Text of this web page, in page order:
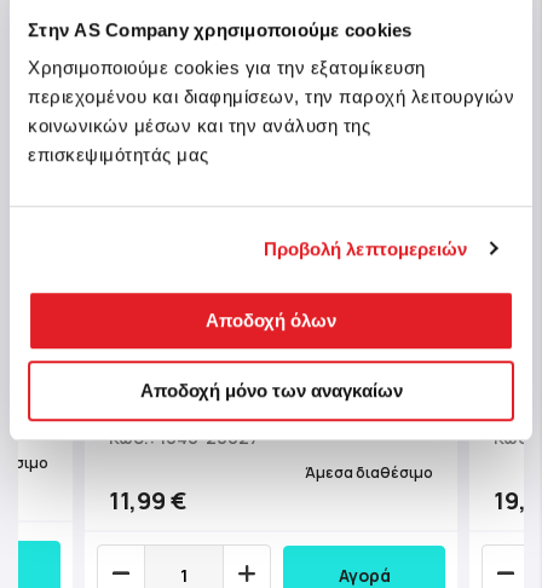
Στην AS Company χρησιμοποιούμε cookies
Χρησιμοποιούμε cookies για την εξατομίκευση
περιεχομένου και διαφημίσεων, την παροχή λειτουργιών
κοινωνικών μέσων και την ανάλυση της
επισκεψιμότητάς μας
Προβολή λεπτομερειών
Αποδοχή όλων
Αποδοχή μόνο των αναγκαίων
2-
AS Games Επιτραπέζιο Παιχνίδι
Ξέρεις Πού Πατάς; Για Ηλικίες 4+
Χρονών Και 1+ Παίκτες
Κωδ.: 1040-20027
11,99 €
Άμεσα διαθέσιμο
Αγορά
Κωδ.: